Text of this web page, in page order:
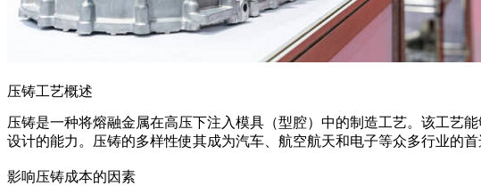
压铸工艺概述
压铸是一种将熔融金属在高压下注入模具（型腔）中的制造工艺。该工艺
设计的能力。压铸的多样性使其成为汽车、航空航天和电子等众多行业的首
影响压铸成本的因素